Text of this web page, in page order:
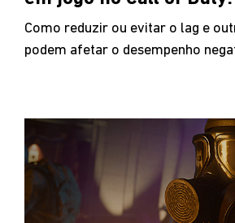
Como reduzir ou evitar o lag e
podem afetar o desempenho